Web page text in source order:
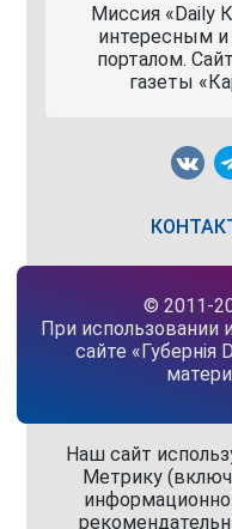
Миссия «Daily
интересным
порталом.
газеты
© 2011-
При использовании
сайте «Губернiя
Наш сайт
Метрику